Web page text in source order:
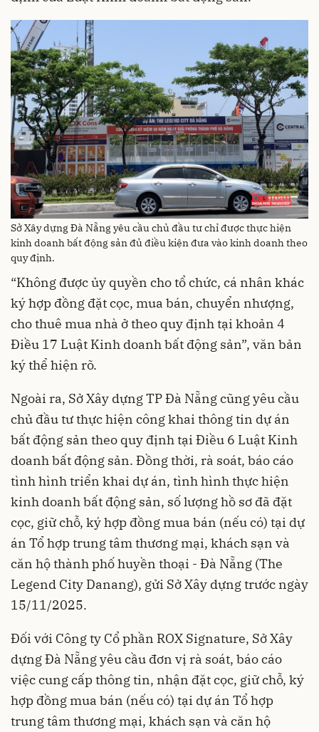
Sở Xây dựng Đà Nẵng yêu cầu chủ đầu tư chỉ được thực hiện
kinh doanh bất động sản đủ điều kiện đưa vào kinh doanh theo
quy định.
“Không được ủy quyền cho tổ chức, cá nhân khác
ký hợp đồng đặt cọc, mua bán, chuyển nhượng,
cho thuê mua nhà ở theo quy định tại khoản 4
Điều 17 Luật Kinh doanh bất động sản”, văn bản
ký thể hiện rõ.
Ngoài ra, Sở Xây dựng TP Đà Nẵng cũng yêu cầu
chủ đầu tư thực hiện công khai thông tin dự án
bất động sản theo quy định tại Điều 6 Luật Kinh
doanh bất động sản. Đồng thời, rà soát, báo cáo
tình hình triển khai dự án, tình hình thực hiện
kinh doanh bất động sản, số lượng hồ sơ đã đặt
cọc, giữ chỗ, ký hợp đồng mua bán (nếu có) tại dự
án Tổ hợp trung tâm thương mại, khách sạn và
căn hộ thành phố huyền thoại - Đà Nẵng (The
Legend City Danang), gửi Sở Xây dựng trước ngày
15/11/2025.
Đối với Công ty Cổ phần ROX Signature, Sở Xây
dựng Đà Nẵng yêu cầu đơn vị rà soát, báo cáo
việc cung cấp thông tin, nhận đặt cọc, giữ chỗ, ký
hợp đồng mua bán (nếu có) tại dự án Tổ hợp
trung tâm thương mại, khách sạn và căn hộ